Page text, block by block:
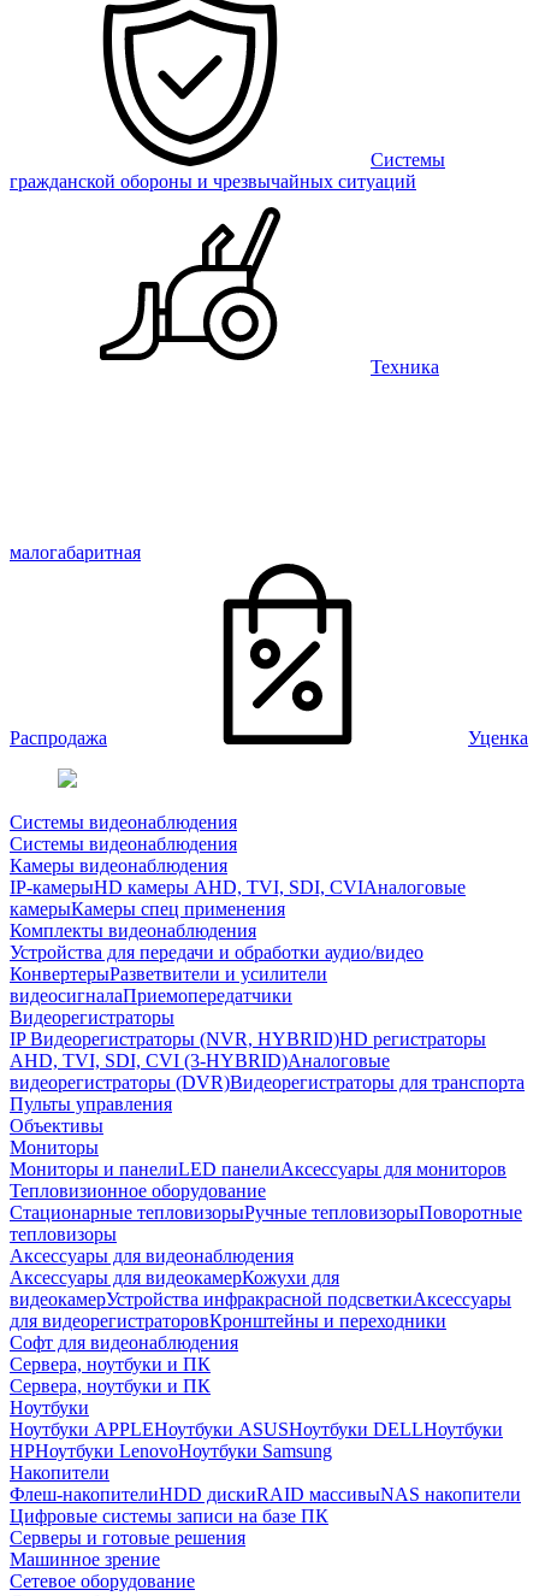
Системы
гражданской обороны и чрезвычайных ситуаций
Техника
малогабаритная
Распродажа Уценка
Системы видеонаблюдения
Системы видеонаблюдения
Камеры видеонаблюдения
IP-камерыHD камеры AHD, TVI, SDI, CVIАналоговые
камерыКамеры спец применения
Комплекты видеонаблюдения
Устройства для передачи и обработки аудио/видео
КонвертерыРазветвители и усилители
видеосигналаПриемопередатчики
Видеорегистраторы
IP Видеорегистраторы (NVR, HYBRID)HD регистраторы
AHD, TVI, SDI, CVI (3-HYBRID)Аналоговые
видеорегистраторы (DVR)Видеорегистраторы для транспорта
Пульты управления
Объективы
Мониторы
Мониторы и панелиLED панелиАксессуары для мониторов
Тепловизионное оборудование
Стационарные тепловизорыРучные тепловизорыПоворотные
тепловизоры
Аксессуары для видеонаблюдения
Аксессуары для видеокамерКожухи для
видеокамерУстройства инфракрасной подсветкиАксессуары
для видеорегистраторовКронштейны и переходники
Софт для видеонаблюдения
Сервера, ноутбуки и ПК
Сервера, ноутбуки и ПК
Ноутбуки
Ноутбуки APPLEНоутбуки ASUSНоутбуки DELLНоутбуки
HPНоутбуки LenovoНоутбуки Samsung
Накопители
Флеш-накопителиHDD дискиRAID массивыNAS накопители
Цифровые системы записи на базе ПК
Серверы и готовые решения
Машинное зрение
Сетевое оборудование